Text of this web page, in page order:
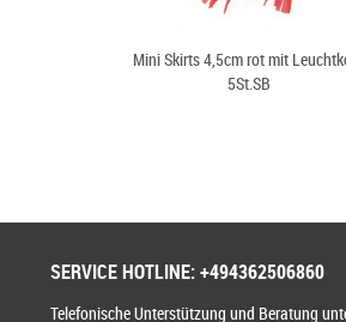
Mini Skirts 4,5cm rot mit
5St.SB
SERVICE HOTLINE: +494362506860
Telefonische Unterstützung und Beratung